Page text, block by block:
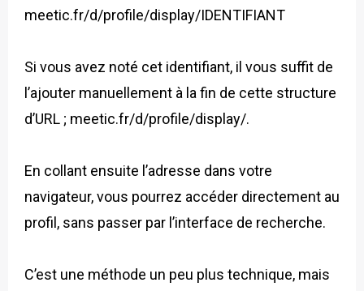
meetic.fr/d/profile/display/IDENTIFIANT
Si vous avez noté cet identifiant, il vous suffit de
l’ajouter manuellement à la fin de cette structure
d’URL ; meetic.fr/d/profile/display/.
En collant ensuite l’adresse dans votre
navigateur, vous pourrez accéder directement au
profil, sans passer par l’interface de recherche.
C’est une méthode un peu plus technique, mais